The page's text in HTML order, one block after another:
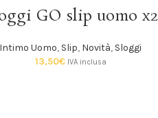
SCEGLI
GO slip uomo x2
Intimo Uomo, Slip, Novità, Sloggi
13,50€ IVA inclusa